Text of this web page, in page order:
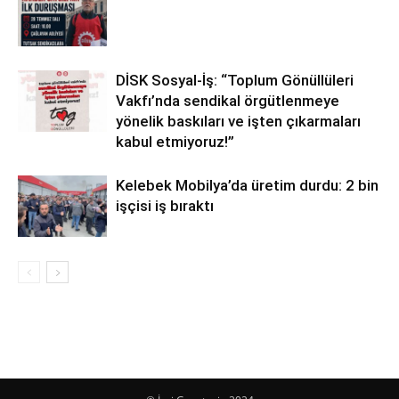
DİSK Sosyal-İş: “Toplum Gönüllüleri
Vakfı’nda sendikal örgütlenmeye
yönelik baskıları ve işten çıkarmaları
kabul etmiyoruz!”
Kelebek Mobilya’da üretim durdu: 2 bin
işçisi iş bıraktı